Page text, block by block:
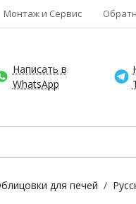
Монтаж и Сервис
Написать в
WhatsApp
для печей /